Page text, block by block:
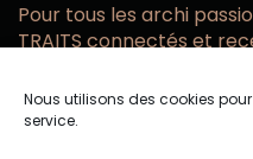
Nous utilisons des cookies
service.
Pour tous les archi
TRAITS connectés et
email